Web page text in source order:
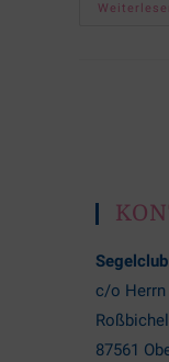
c/o Herrn
87561